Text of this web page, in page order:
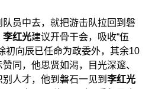
队员中去，就把游击队拉回到磐
李红光建议开骨干会，吸收“伍
初向辰已任命为政委外，其余10
赞同，他思贤如渴，目光深邃、
人才，他到磐石一见到 李红光